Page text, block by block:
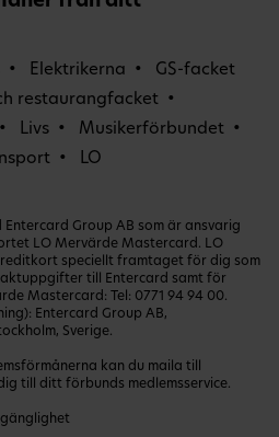
Elektrikerna
GS-facket
restaurangfacket
Livs
Musikerförbundet
LO
Group AB som är ansvarig
LO Mervärde Mastercard. LO
speciellt framtaget för dig som
till Entercard samt för
Mastercard: Tel: 0771 94 94 00.
Entercard Group AB,
Sverige.
kan du maila till
till ditt förbunds medlemsservice.